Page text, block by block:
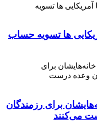
ها تسویه حساب
برای رزمندگان
می‌کنند